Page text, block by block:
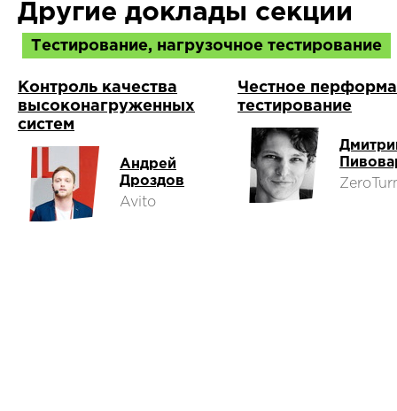
Другие доклады секции
Тестирование, нагрузочное тестирование
Контроль качества
высоконагруженных
систем
Андрей
Дроздов
Avito
Честное
тестирование